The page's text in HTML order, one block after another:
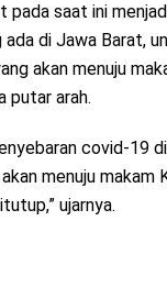
pada saat ini
ada di Jawa Barat,
akan menuju
putar arah.
covid-19
menuju makam
ujarnya.